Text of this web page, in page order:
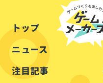
トップ
ニュース
注目記事